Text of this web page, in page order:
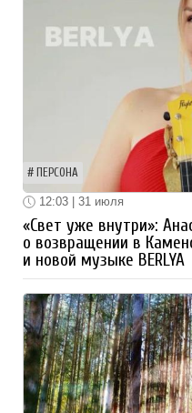
ПЕРСОНА
12:03 | 31 июля
«Свет уже внутри»:
о возвращении в
и новой музыке BERLYA